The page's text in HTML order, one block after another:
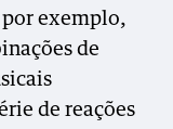
por exemplo,
de
de reações